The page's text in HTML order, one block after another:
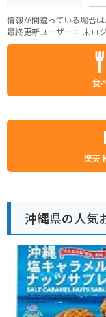
情報が間違っている場合は
最終更新ユーザー： 未ロ
食
楽天
沖縄県の人気